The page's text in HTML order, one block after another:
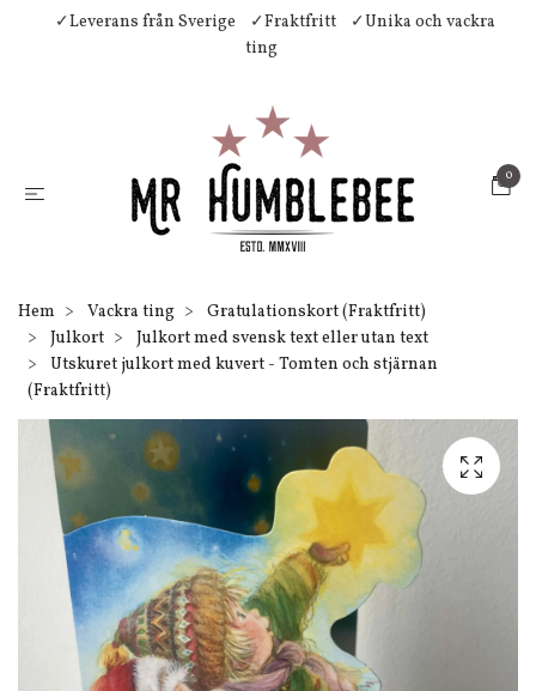
✓Leverans från Sverige ✓Fraktfritt
✓Unika och vackra
ting
0
Hem Vackra ting
Gratulationskort (Fraktfritt)
Julkort
Julkort med svensk text eller utan text
Utskuret julkort med kuvert - Tomten och stjärnan
(Fraktfritt)